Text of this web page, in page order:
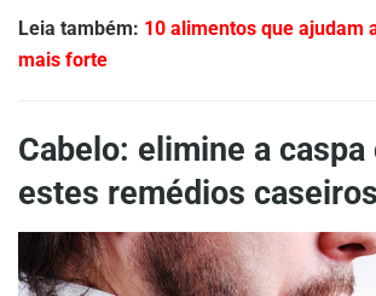
Leia também: 10 alimentos que ajudam
mais forte
Cabelo: elimine a caspa
estes remédios caseiros